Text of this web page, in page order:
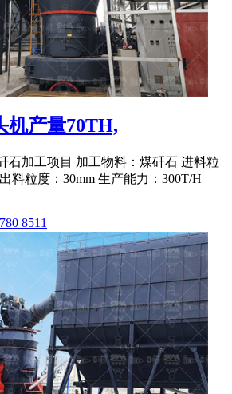
机产量70TH,
石加工项目 加工物料：煤矸石 进料粒
料粒度：30mm 生产能力：300T/H
8511